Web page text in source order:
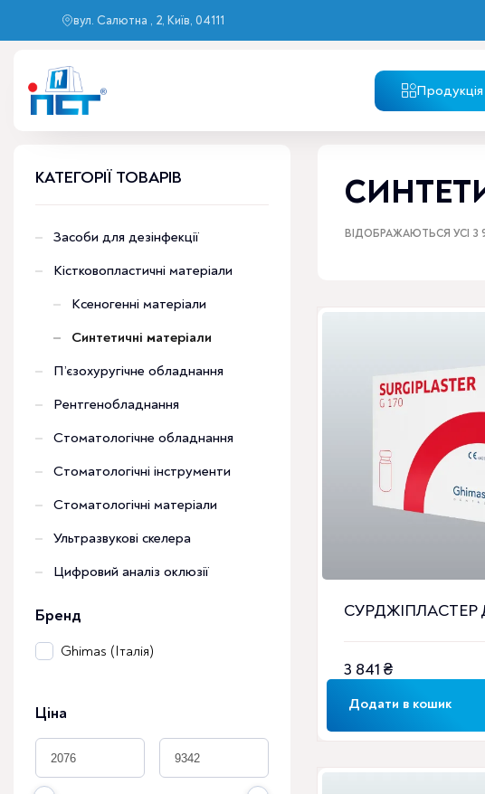
вул. Салютна , 2, Київ, 04111
Продукція
ВІДОБРАЖАЮТЬСЯ УСІ З 9
СУРДЖІПЛАСТЕР
3 841 ₴
Додати в кошик
КАТЕГОРІЇ ТОВАРІВ
Засоби для дезінфекції
Кістковопластичні матеріали
Ксеногенні матеріали
Синтетичні матеріали
П’єзохуругічне обладнання
Рентгенобладнання
Стоматологічне обладнання
Стоматологічні інструменти
Стоматологічні матеріали
Ультразвукові скелера
Цифровий аналіз оклюзії
Бренд
Ghimas (Італія)
Ціна